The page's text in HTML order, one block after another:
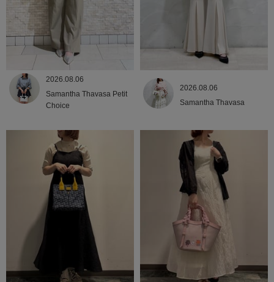
2026.08.06
Samantha Thavasa Petit
Choice
2026.08.06
Samantha Thavasa